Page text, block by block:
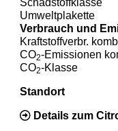
Umweltplakette
Verbrauch und
Kraftstoffverbr.
CO2-Emissionen
CO2-Klasse
Standort
Details zum